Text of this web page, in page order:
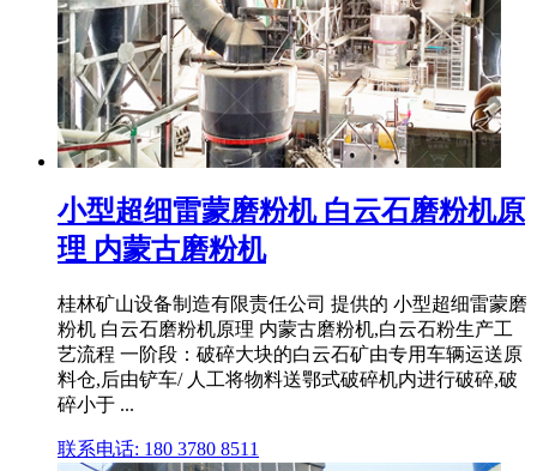
小型超细雷蒙磨粉机 白云石磨粉机原
理 内蒙古磨粉机
桂林矿山设备制造有限责任公司 提供的 小型超细雷蒙磨
粉机 白云石磨粉机原理 内蒙古磨粉机,白云石粉生产工
艺流程 一阶段：破碎大块的白云石矿由专用车辆运送原
料仓,后由铲车/ 人工将物料送鄂式破碎机内进行破碎,破
碎小于 ...
联系电话: 180 3780 8511